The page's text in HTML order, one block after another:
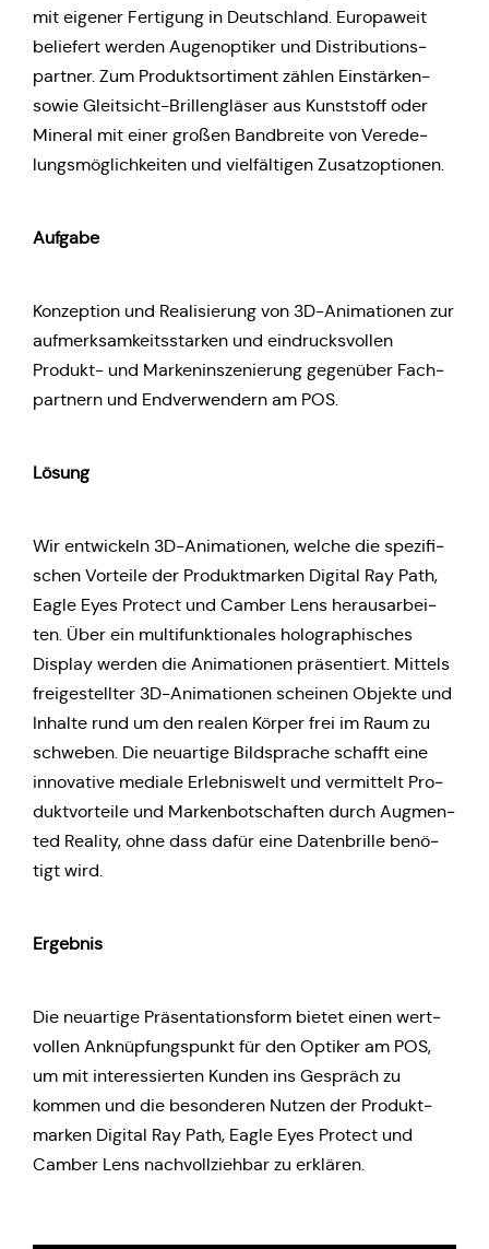
mit eigener Fer­ti­gung in Deutsch­land. Euro­pa­weit
belie­fert werden Augen­op­ti­ker und Dis­tri­bu­ti­ons­
part­ner. Zum Pro­dukt­sor­ti­ment zählen Ein­stär­ken-
sowie Gleit­sicht-Bril­len­glä­ser aus Kunst­stoff oder
Mineral mit einer großen Band­brei­te von Ver­ede­
lungs­mög­lich­kei­ten und viel­fäl­ti­gen Zusatzoptionen.
Aufgabe
Kon­zep­ti­on und Rea­li­sie­rung von 3D-Ani­ma­tio­nen zur
auf­merk­sam­keits­star­ken und ein­drucks­vol­len
Produkt- und Mar­ken­in­sze­nie­rung gegen­über Fach­
part­nern und End­ver­wen­dern am POS.
Lösung
Wir ent­wi­ckeln 3D-Ani­ma­tio­nen, welche die spe­zi­fi­
schen Vor­tei­le der Pro­dukt­mar­ken Digital Ray Path,
Eagle Eyes Protect und Camber Lens her­aus­ar­bei­
ten. Über ein mul­ti­funk­tio­na­les holo­gra­phi­sches
Display werden die Ani­ma­tio­nen prä­sen­tiert. Mittels
frei­ge­stell­ter 3D-Ani­ma­tio­nen schei­nen Objekte und
Inhalte rund um den realen Körper frei im Raum zu
schwe­ben. Die neu­ar­ti­ge Bild­spra­che schafft eine
inno­va­ti­ve mediale Erleb­nis­welt und ver­mit­telt Pro­
dukt­vor­tei­le und Mar­ken­bot­schaf­ten durch Aug­men­
ted Reality, ohne dass dafür eine Daten­bril­le benö­
tigt wird.
Ergeb­nis
Die neu­ar­ti­ge Prä­sen­ta­ti­ons­form bietet einen wert­
vol­len Anknüp­fungs­punkt für den Optiker am POS,
um mit inter­es­sier­ten Kunden ins Gespräch zu
kommen und die beson­de­ren Nutzen der Pro­dukt­
mar­ken Digital Ray Path, Eagle Eyes Protect und
Camber Lens nach­voll­zieh­bar zu erklären.